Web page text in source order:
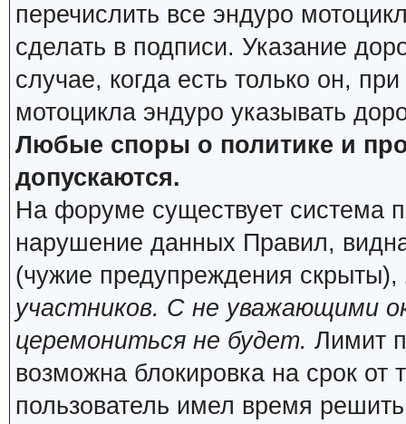
перечислить все эндуро
сделать в подписи. Указание
случае, когда есть только он,
мотоцикла эндуро указывать
Любые споры о политике и
допускаются.
На форуме существует система
нарушение данных Правил,
(чужие предупреждения скрыты),
участников. С не уважающими
церемониться не будет. Лимит
возможна блокировка на срок от
пользователь имел время